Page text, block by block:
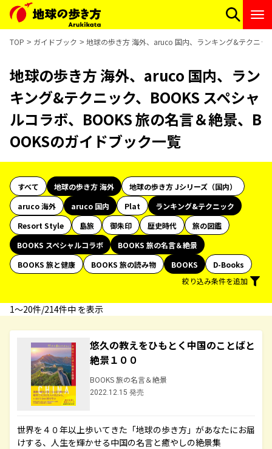
TOP ガイドブック 地球の歩き方 海外、aruco 国内、ランキング&テクニッ
地球の歩き方 海外、aruco 国内、ラン
キング&テクニック、BOOKS スペシャ
ルコラボ、BOOKS 旅の名言＆絶景、B
OOKSのガイドブック一覧
すべて 地球の歩き方 海外
地球の歩き方 Jシリーズ（国内）
aruco 海外
aruco 国内 Plat
ランキング&テクニック
Resort Style
島旅 御朱印 歴史時代
旅の図鑑
BOOKS スペシャルコラボ
BOOKS 旅の名言＆絶景
BOOKS 旅と健康
BOOKS 旅の読み物 BOOKS
D-Books
絞り込み条件を追加
1〜20件/214件中 を表示
悠久の教えをひもとく中国のことばと
絶景１００
BOOKS 旅の名言＆絶景
2022.12.15 発売
世界を４０年以上歩いてきた「地球の歩き方」があなたにお届
けする、人生を輝かせる中国の名言と癒やしの絶景集